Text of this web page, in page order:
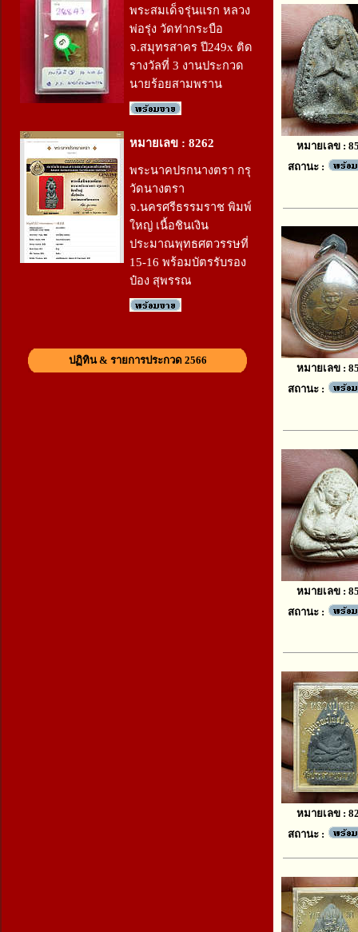
พระสมเด็จรุ่นแรก หลวง
พ่อรุ่ง วัดท่ากระบือ
จ.สมุทรสาคร ปี249x ติด
รางวัลที่ 3 งานประกวด
นายร้อยสามพราน
หมายเลข : 8262
พระนาคปรกนางตรา กรุ
วัดนางตรา
จ.นครศรีธรรมราช พิมพ์
ใหญ่ เนื้อชินเงิน
ประมาณพุทธศตวรรษที่
15-16 พร้อมบัตรรับรอง
ป๋อง สุพรรณ
ปฏิทิน & รายการประกวด 2566
หมายเลข :
สถานะ :
หมายเลข :
สถานะ :
หมายเลข :
สถานะ :
หมายเลข :
สถานะ :